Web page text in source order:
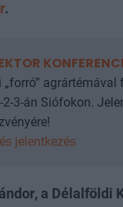
.
„forró”
2-3-án Siófokon.
jelentkezés
a